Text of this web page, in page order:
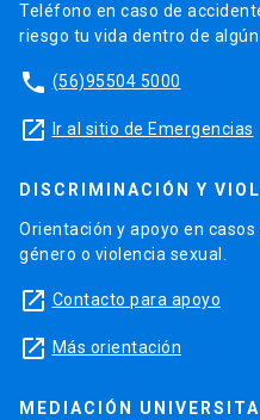
Teléfono en caso de
riesgo tu vida dentro de
phone (56)95504 5000
launch Ir al sitio de Emergencias
DISCRIMINACIÓN Y
Orientación y apoyo en
género o violencia sexual.
launch Contacto para apoyo
launch Más orientación
MEDIACIÓN